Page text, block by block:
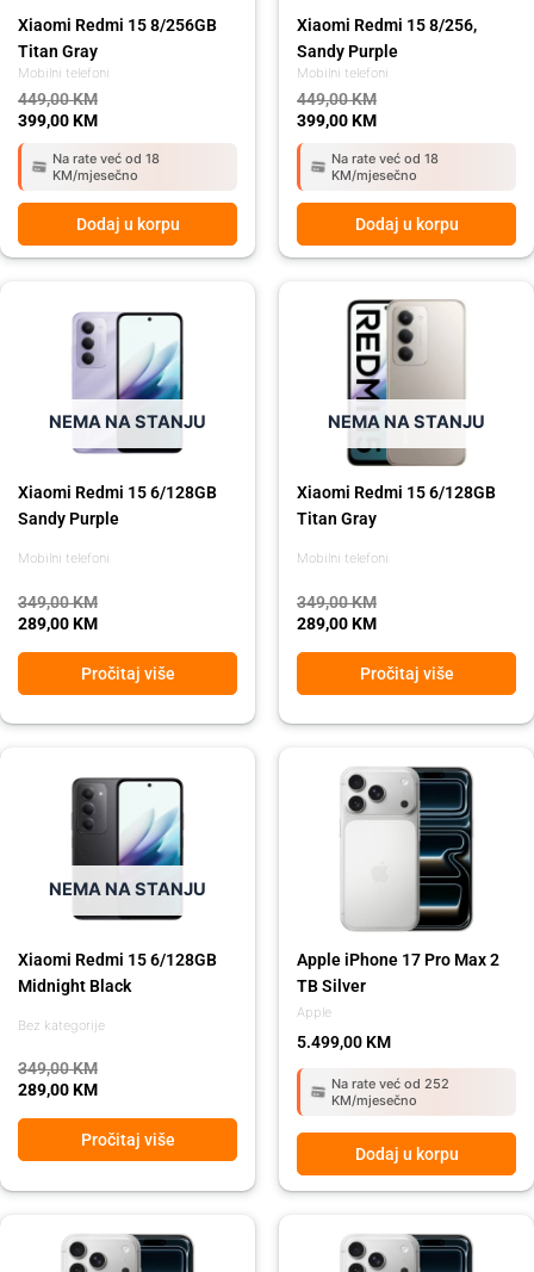
Mobilni telefoni
Xiaomi Redmi 15 8/256GB
Titan Gray
449,00KM
399,00KM
Na rate već od 18
KM/mjesečno
Dodaj u korpu
Mobilni telefoni
Xiaomi Redmi 15 8/256,
Sandy Purple
449,00KM
399,00KM
Na rate već od 18
KM/mjesečno
Dodaj u korpu
NEMA NA STANJU
Mobilni telefoni
Xiaomi Redmi 15 6/128GB
Sandy Purple
349,00KM
349,00 KM.
289,00KM
289,00 KM.
Pročitaj više
NEMA NA STANJU
Mobilni telefoni
Xiaomi Redmi 15 6/128GB
Titan Gray
349,00KM
349,00 KM.
289,00KM
289,00 KM.
Pročitaj više
NEMA NA STANJU
Bez kategorije
Xiaomi Redmi 15 6/128GB
Midnight Black
349,00KM
349,00 KM.
289,00KM
289,00 KM.
Pročitaj više
Apple
Apple iPhone 17 Pro Max 2
TB Silver
5.499,00 KM
Na rate već od 252
KM/mjesečno
Dodaj u korpu